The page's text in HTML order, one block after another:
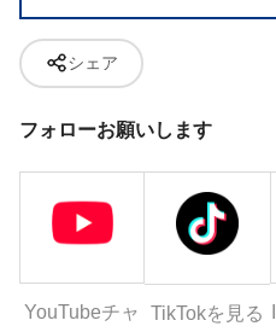
シェア
フォローお願いします
YouTubeチャ
TikTokを見る